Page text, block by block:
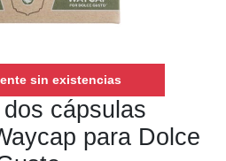
sin existencias
cápsulas
para Dolce